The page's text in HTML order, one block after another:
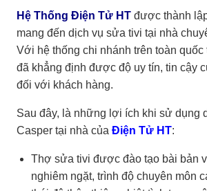
Hệ Thống Điện Tử HT được thành
mang đến dịch vụ sửa tivi tại nhà
Với hệ thống chi nhánh trên toàn quốc
đã khẳng định được độ uy tín, tin cậy
đối với khách hàng.
Sau đây, là những lợi ích khi sử dụng
Casper tại nhà của Điện Tử HT:
Thợ sửa tivi được đào tạo bài bản
nghiêm ngặt, trình độ chuyên môn